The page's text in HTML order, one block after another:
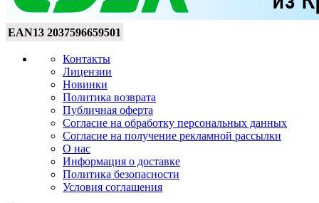
EAN13 2037596659501
Контакты
Лицензии
Новинки
Политика возврата
Публичная оферта
Согласие на обработку персональных данных
Согласие на получение рекламной рассылки
О нас
Информация о доставке
Политика безопасности
Условия соглашения